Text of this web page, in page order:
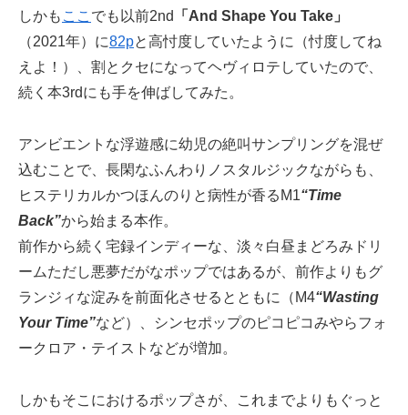
しかも ここ でも以前2nd
「And Shape You Take」
（2021年）に82pと高忖度していたように（忖度してね
えよ！）、割とクセになってヘヴィロテしていたので、
続く本3rdにも手を伸ばしてみた。
アンビエントな浮遊感に幼児の絶叫サンプリングを混ぜ
込むことで、長閑なふんわりノスタルジックながらも、
ヒステリカルかつほんのりと病性が香るM1“Time
Back”から始まる本作。
前作から続く宅録インディーな、淡々白昼まどろみドリ
ームただし悪夢だがなポップではあるが、前作よりもグ
ランジィな淀みを前面化させるとともに（M4“Wasting
Your Time”など）、シンセポップのピコピコみやらフォ
ークロア・テイストなどが増加。
しかもそこにおけるポップさが、これまでよりもぐっと